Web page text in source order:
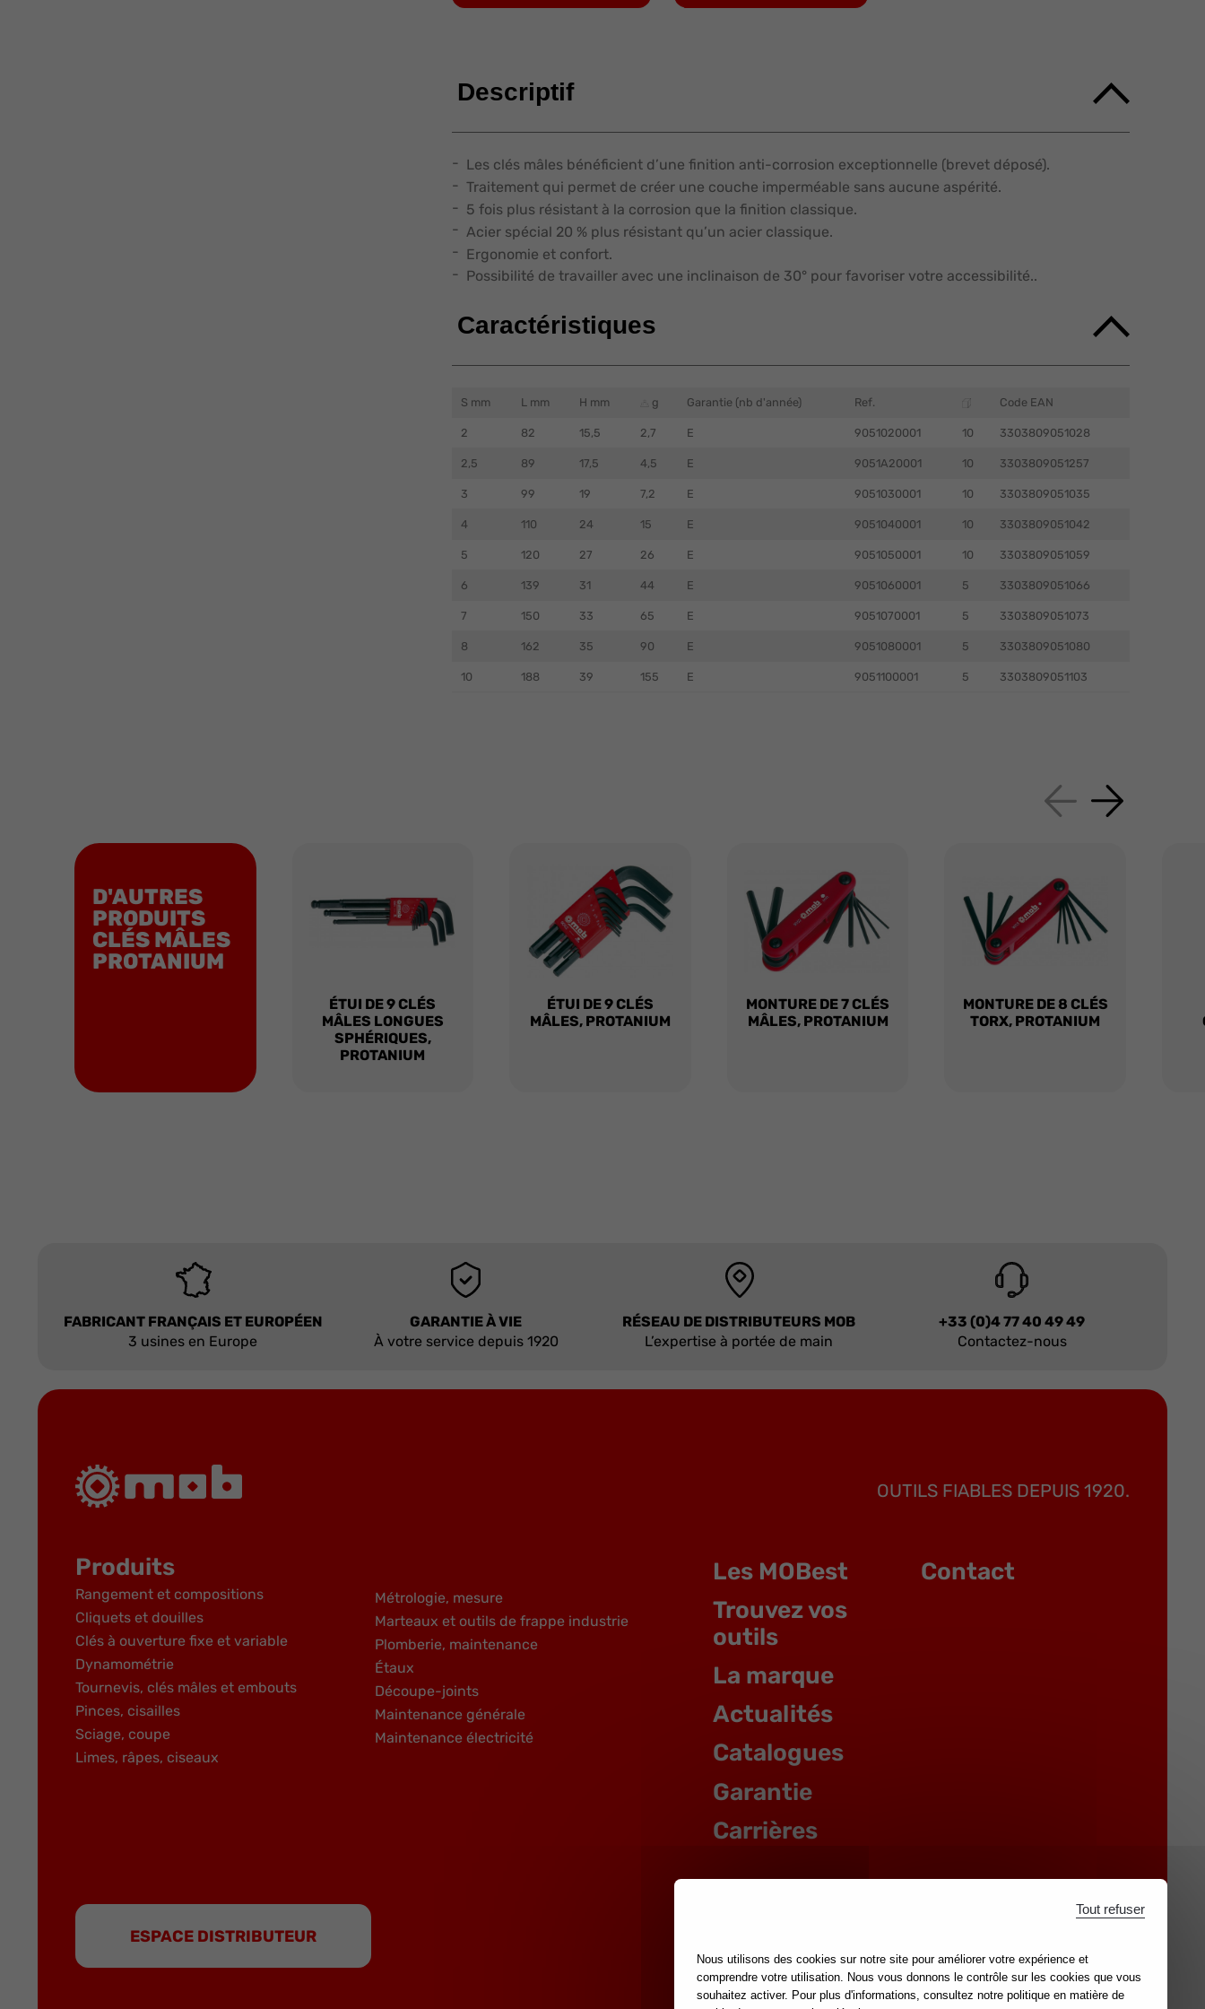
Descriptif
Les clés mâles bénéficient d’une finition anti-corrosion exceptionnelle (brevet déposé).
Traitement qui permet de créer une couche imperméable sans aucune aspérité.
5 fois plus résistant à la corrosion que la finition classique.
Acier spécial 20 % plus résistant qu’un acier classique.
Ergonomie et confort.
Possibilité de travailler avec une inclinaison de 30° pour favoriser votre accessibilité..
Caractéristiques
S mm L mm H mm g Garantie (nb d'année) Ref. Code EAN
2 82 15,5 2,7 E 9051020001 10 3303809051028
2,5 89 17,5 4,5 E 9051A20001 10 3303809051257
3 99 19 7,2 E 9051030001 10 3303809051035
4 110 24 15 E 9051040001 10 3303809051042
5 120 27 26 E 9051050001 10 3303809051059
6 139 31 44 E 9051060001 5 3303809051066
7 150 33 65 E 9051070001 5 3303809051073
8 162 35 90 E 9051080001 5 3303809051080
10 188 39 155 E 9051100001 5 3303809051103
D'AUTRES
PRODUITS
CLÉS MÂLES
PROTANIUM
ÉTUI DE 9 CLÉS
MÂLES LONGUES
SPHÉRIQUES,
PROTANIUM
ÉTUI DE 9 CLÉS
MÂLES, PROTANIUM
MONTURE DE 7 CLÉS
MÂLES, PROTANIUM
MONTURE DE 8 CLÉS
TORX, PROTANIUM
FABRICANT FRANÇAIS ET EUROPÉEN
3 usines en Europe
GARANTIE À VIE
À votre service depuis 1920
RÉSEAU DE DISTRIBUTEURS MOB
L’expertise à portée de main
+33 (0)4 77 40 49 49
Contactez-nous
OUTILS FIABLES DEPUIS 1920.
Produits
Rangement et compositions
Cliquets et douilles
Clés à ouverture fixe et variable
Dynamométrie
Tournevis, clés mâles et embouts
Pinces, cisailles
Sciage, coupe
Limes, râpes, ciseaux
Métrologie, mesure
Marteaux et outils de frappe industrie
Plomberie, maintenance
Étaux
Découpe-joints
Maintenance générale
Maintenance électricité
Les MOBest
Trouvez vos
outils
La marque
Actualités
Catalogues
Garantie
Carrières
Contact
ESPACE DISTRIBUTEUR
Nous utilisons des cookies sur notre site pour améliorer votre expérience et
comprendre votre utilisation. Nous vous donnons le contrôle sur les cookies que vous
souhaitez activer. Pour plus d'informations, consultez notre politique en matière de
Tout refuser